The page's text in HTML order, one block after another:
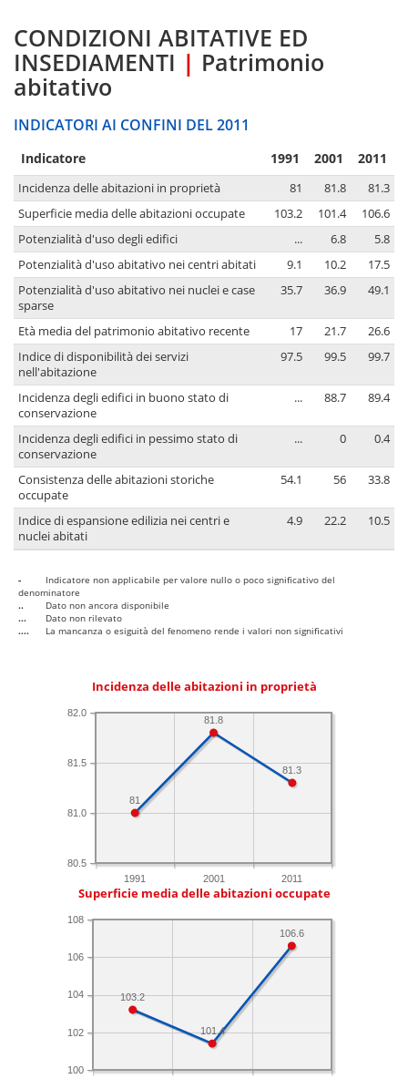
CONDIZIONI ABITATIVE ED
INSEDIAMENTI | Patrimonio
abitativo
INDICATORI AI CONFINI DEL 2011
Indicatore 1991 2001 2011
Incidenza delle abitazioni in proprietà 81 81.8
81.3
Superficie media delle abitazioni occupate
103.2 101.4
106.6
Potenzialità d'uso degli edifici
... 6.8
5.8
Potenzialità d'uso abitativo nei centri abitati
9.1 10.2
17.5
Potenzialità d'uso abitativo nei nuclei e case
sparse
35.7 36.9 49.1
Età media del patrimonio abitativo recente 17 21.7
26.6
Indice di disponibilità dei servizi
nell'abitazione
97.5 99.5 99.7
Incidenza degli edifici in buono stato di
conservazione
... 88.7 89.4
Incidenza degli edifici in pessimo stato di
conservazione
... 0 0.4
Consistenza delle abitazioni storiche
occupate
54.1 56 33.8
Indice di espansione edilizia nei centri e
nuclei abitati
4.9 22.2 10.5
-
Indicatore non applicabile per valore nullo o poco significativo del
denominatore
..
Dato non ancora disponibile
...
Dato non rilevato
....
La mancanza o esiguità del fenomeno rende i valori non significativi
Incidenza delle abitazioni in proprietà
1991 2001 2011
80.5
81.0
81.5
82.0
81.3
81.8
81
Superficie media delle abitazioni occupate
100
102
104
106
108
106.6
101.4
103.2